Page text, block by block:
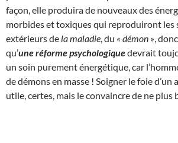
façon, elle produira de nouveaux des
morbides et toxiques qui reproduiront les
extérieurs de la maladie , du « démon » ,
qu’une réforme psychologiquedevrait
un soin purement énergétique, car
de démons en masse ! Soigner le foie
utile, certes, mais le convaincre de ne plus